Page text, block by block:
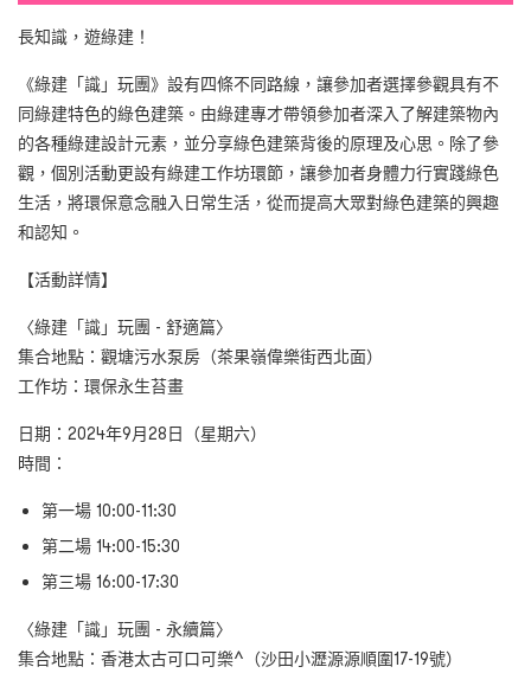
長知識，遊綠建！
《綠建「識」玩團》設有四條不同路線，讓參加者選擇參觀具有不
同綠建特色的綠色建築。由綠建專才帶領參加者深入了解建築物內
的各種綠建設計元素，並分享綠色建築背後的原理及心思。除了參
觀，個別活動更設有綠建工作坊環節，讓參加者身體力行實踐綠色
生活，將環保意念融入日常生活，從而提高大眾對綠色建築的興趣
和認知。
【活動詳情】
〈綠建「識」玩團 - 舒適篇〉
集合地點：觀塘污水泵房（茶果嶺偉樂街西北面）
工作坊：環保永生苔畫
日期：2024年9月28日（星期六）
時間：
第一場 10:00-11:30
第二場 14:00-15:30
第三場 16:00-17:30
〈綠建「識」玩團 - 永續篇〉
集合地點：香港太古可口可樂^（沙田小瀝源源順圍17-19號）